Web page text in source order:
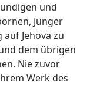
und
Jünger
Jehova zu
dem übrigen
Nie zuvor
Werk des